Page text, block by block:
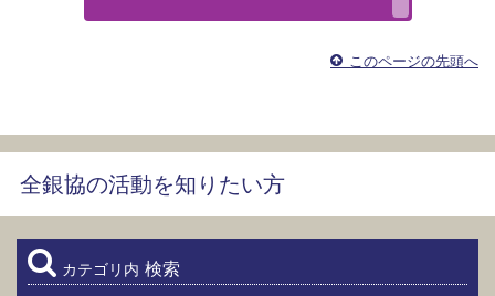
このページの先頭へ
全銀協の活動を知りたい方
カテゴリ内 検索